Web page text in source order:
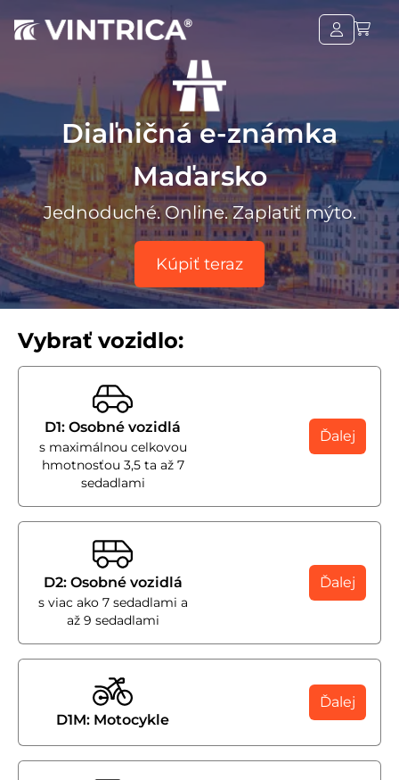
Diaľničná e-známka
Maďarsko
Jednoduché. Online. Zaplatiť mýto.
Kúpiť teraz
Vybrať vozidlo:
D1: Osobné vozidlá
s maximálnou celkovou
hmotnosťou 3,5 ta až 7
sedadlami
Ďalej
D2: Osobné vozidlá
s viac ako 7 sedadlami a
až 9 sedadlami
Ďalej
D1M: Motocykle
Ďalej